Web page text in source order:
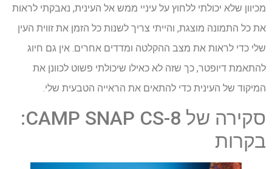
מכיוון שלא יכולתי ללחוץ על עיניי ממש אל העינית, נאבקתי לראות
את כל התמונה מוצגת, והייתי צריך לשנות כל הזמן את זווית העין
שלי כדי לראות את מצב ההקלטה ומדדים אחרים. אין גם חיוג
להתאמת דיופטר, כך שזה לא כאילו שיכולתי פשוט לכוונן את
המיקוד של העינית כדי להתאים את הראייה הטבעית שלי.
סקירה של CAMP SNAP CS-8:
בקרות